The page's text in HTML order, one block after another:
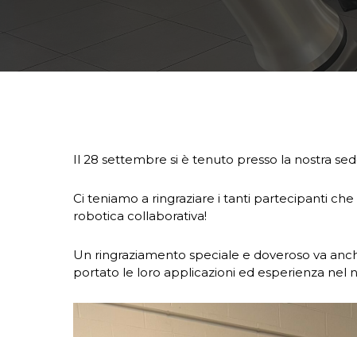
Il 28 settembre si è tenuto presso la nostra
Ci teniamo a ringraziare i tanti partecipanti
robotica collaborativa!
Un ringraziamento speciale e doveroso va
portato le loro applicazioni ed esperienza nel